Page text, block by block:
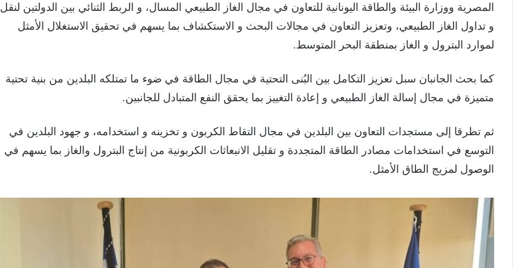
المصرية ووزارة البيئة والطاقة اليونانية للتعاون في مجال الغاز الطبيعي المسال، و الربط الثنائي بين الدولتين لنقل
و تداول الغاز الطبيعي، وتعزيز التعاون في مجالات البحث و الاستكشاف بما يسهم في تحقيق الاستغلال الأمثل
لموارد البترول و الغاز بمنطقة البحر المتوسط.
كما بحث الجانبان سبل تعزيز التكامل بين البُنى التحتية في مجال الطاقة في ضوء ما تمتلكه البلدين من بنية تحتية
متميزة في مجال إسالة الغاز الطبيعي و إعادة التغييز بما يحقق النفع المتبادل للجانبين.
ثم تطرقا إلى مستجدات التعاون بين البلدين في مجال التقاط الكربون و تخزينه و استخدامه، و جهود البلدين في
التوسع في استخدامات مصادر الطاقة المتجددة و تقليل الانبعاثات الكربونية من إنتاج البترول والغاز بما يسهم في
الوصول لمزيج الطاق الأمثل.